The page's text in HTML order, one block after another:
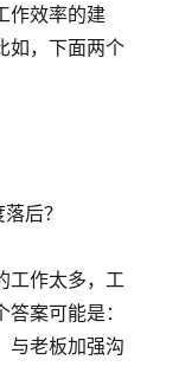
作效率的建
如，下面两个
后？
工作太多，工
案可能是：
与老板加强沟